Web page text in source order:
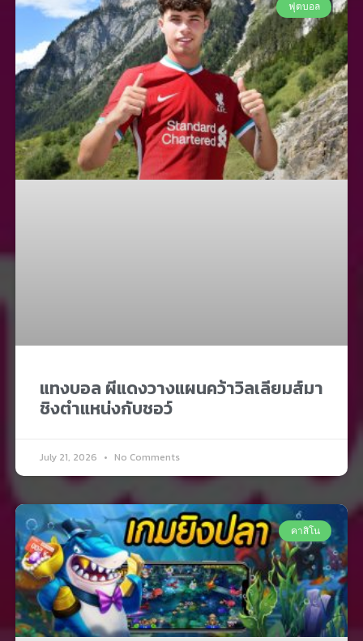
ฟุตบอล
แทงบอล ผีแดงวางแผนคว้าวิลเลียมส์มา
ชิงตำแหน่งกับชอว์
July 21, 2026 No Comments
คาสิโน